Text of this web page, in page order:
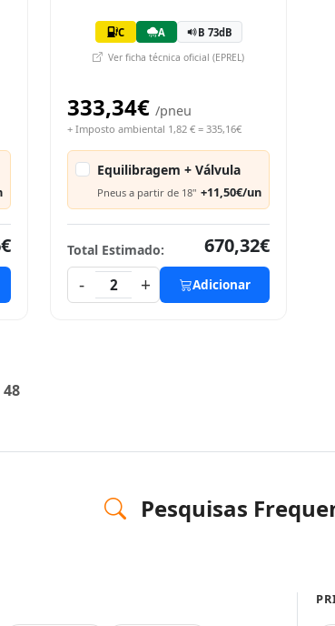
C A B 73dB
Ver ficha técnica oficial (EPREL)
333,34€ /pneu
+ Imposto ambiental 1,82 € = 335,16€
Equilibragem + Válvula
Pneus a partir de 18" +11,50€/un
Total Estimado:
670,32€
-
2 + Adicionar
48
Pesquisas